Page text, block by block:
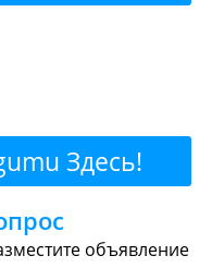
или
Бары
Пиво
Здесь!
объявление